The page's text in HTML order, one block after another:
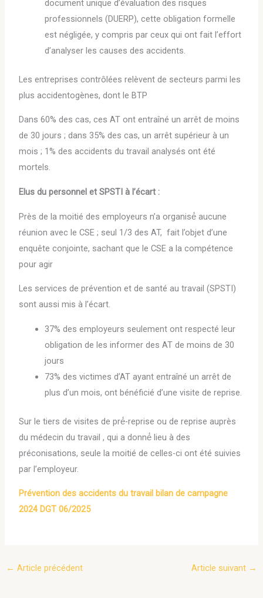
document unique d’évaluation des risques
professionnels (DUERP), cette obligation formelle
est négligée, y compris par ceux qui ont fait l’effort
d’analyser les causes des accidents.
Les entreprises contrôlées relèvent de secteurs parmi les
plus accidentogènes, dont le BTP
Dans 60% des cas, ces AT ont entraîné un arrêt de moins
de 30 jours ; dans 35% des cas, un arrêt supérieur à un
mois ; 1% des accidents du travail analysés ont été
mortels.
Elus du personnel et SPSTI à l’écart :
Près de la moitié des employeurs n’a organisé́ aucune
réunion avec le CSE ; seul 1/3 des AT, fait l’objet d’une
enquête conjointe, sachant que le CSE a la compétence
pour agir
Les services de prévention et de santé au travail (SPSTI)
sont aussi mis à l’écart.
37% des employeurs seulement ont respecté leur
obligation de les informer des AT de moins de 30
jours
73% des victimes d’AT ayant entraîné un arrêt de
plus d’un mois, ont bénéficié d’une visite de reprise.
Sur le tiers de visites de pré́-reprise ou de reprise auprès
du médecin du travail , qui a donné́ lieu à des
préconisations, seule la moitié de celles-ci ont été suivies
par l’employeur.
Prévention des accidents du travail bilan de campagne
2024 DGT 06/2025
← Article précédent Article suivant →